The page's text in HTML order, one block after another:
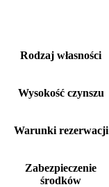
Rodzaj własności
Wysokość czynszu
Warunki rezerwacji
Zabezpieczenie
środków